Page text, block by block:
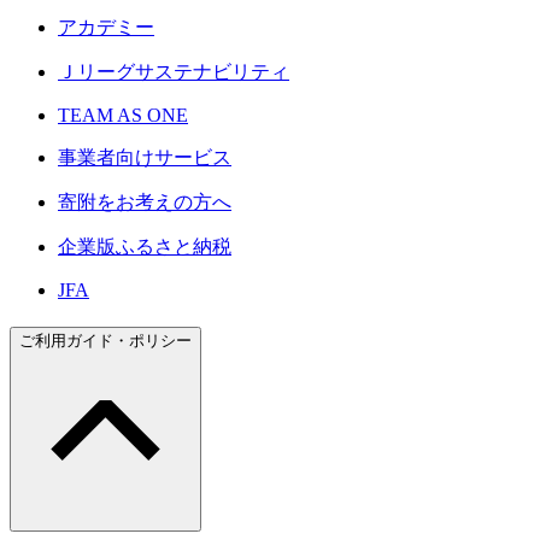
アカデミー
Ｊリーグサステナビリティ
TEAM AS ONE
事業者向けサービス
寄附をお考えの方へ
企業版ふるさと納税
JFA
ご利用ガイド・ポリシー